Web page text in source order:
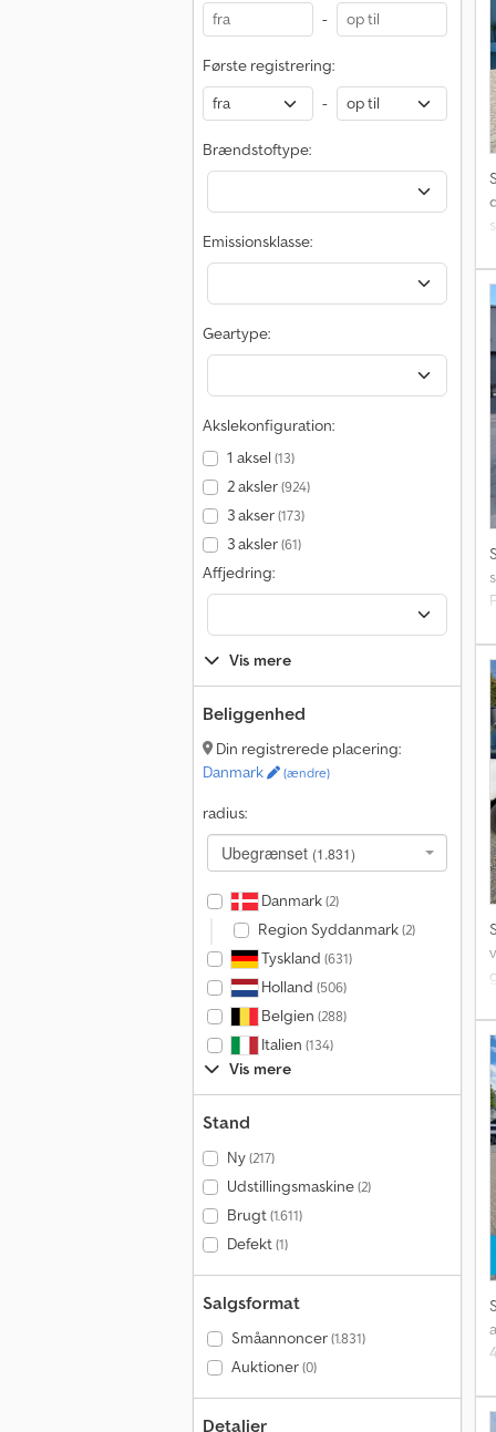
-
Første registrering:
-
Brændstoftype:
Emissionsklasse:
Geartype:
Akslekonfiguration:
1 aksel (13)
2 aksler(924)
3 akser(173)
3 aksler(61)
Affjedring:
Vis mere
Beliggenhed
Din registrerede placering:
Danmark
(ændre)
radius:
Ubegrænset (1.831)
Danmark(2)
Region Syddanmark(2)
Tyskland (631)
Holland (506)
Belgien (288)
Italien (134)
Vis mere
Stand
Ny(217)
Udstillingsmaskine(2)
Brugt(1.611)
Defekt(1)
Salgsformat
Småannoncer(1.831)
Auktioner(0)
Detaljer